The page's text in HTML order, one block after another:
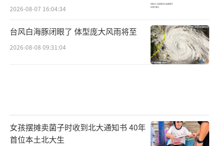
2026-08-07 16:04:34
台风白海豚闭眼了 体型庞大风雨将至
2026-08-08 09:31:04
女孩摆摊卖菌子时收到北大通知书 40年
首位本土北大生